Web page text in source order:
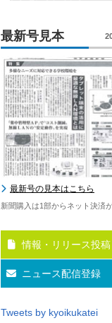
最新号見本
最新号の見本はこちら
新聞購入は1部からネット決済
情報・リリース投稿
ニュース配信登録
Tweets by kyoikukatei